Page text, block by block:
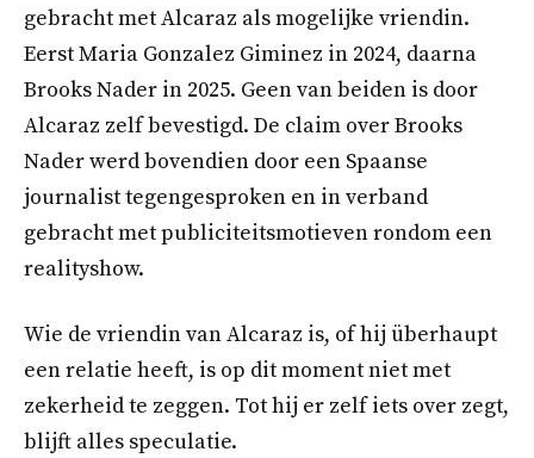
gebracht met Alcaraz als mogelijke vriendin.
Eerst Maria Gonzalez Giminez in 2024, daarna
Brooks Nader in 2025. Geen van beiden is door
Alcaraz zelf bevestigd. De claim over Brooks
Nader werd bovendien door een Spaanse
journalist tegengesproken en in verband
gebracht met publiciteitsmotieven rondom een
realityshow.
Wie de vriendin van Alcaraz is, of hij überhaupt
een relatie heeft, is op dit moment niet met
zekerheid te zeggen. Tot hij er zelf iets over zegt,
blijft alles speculatie.